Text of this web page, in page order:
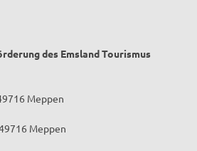
des Emsland Tourismus
Meppen
Meppen